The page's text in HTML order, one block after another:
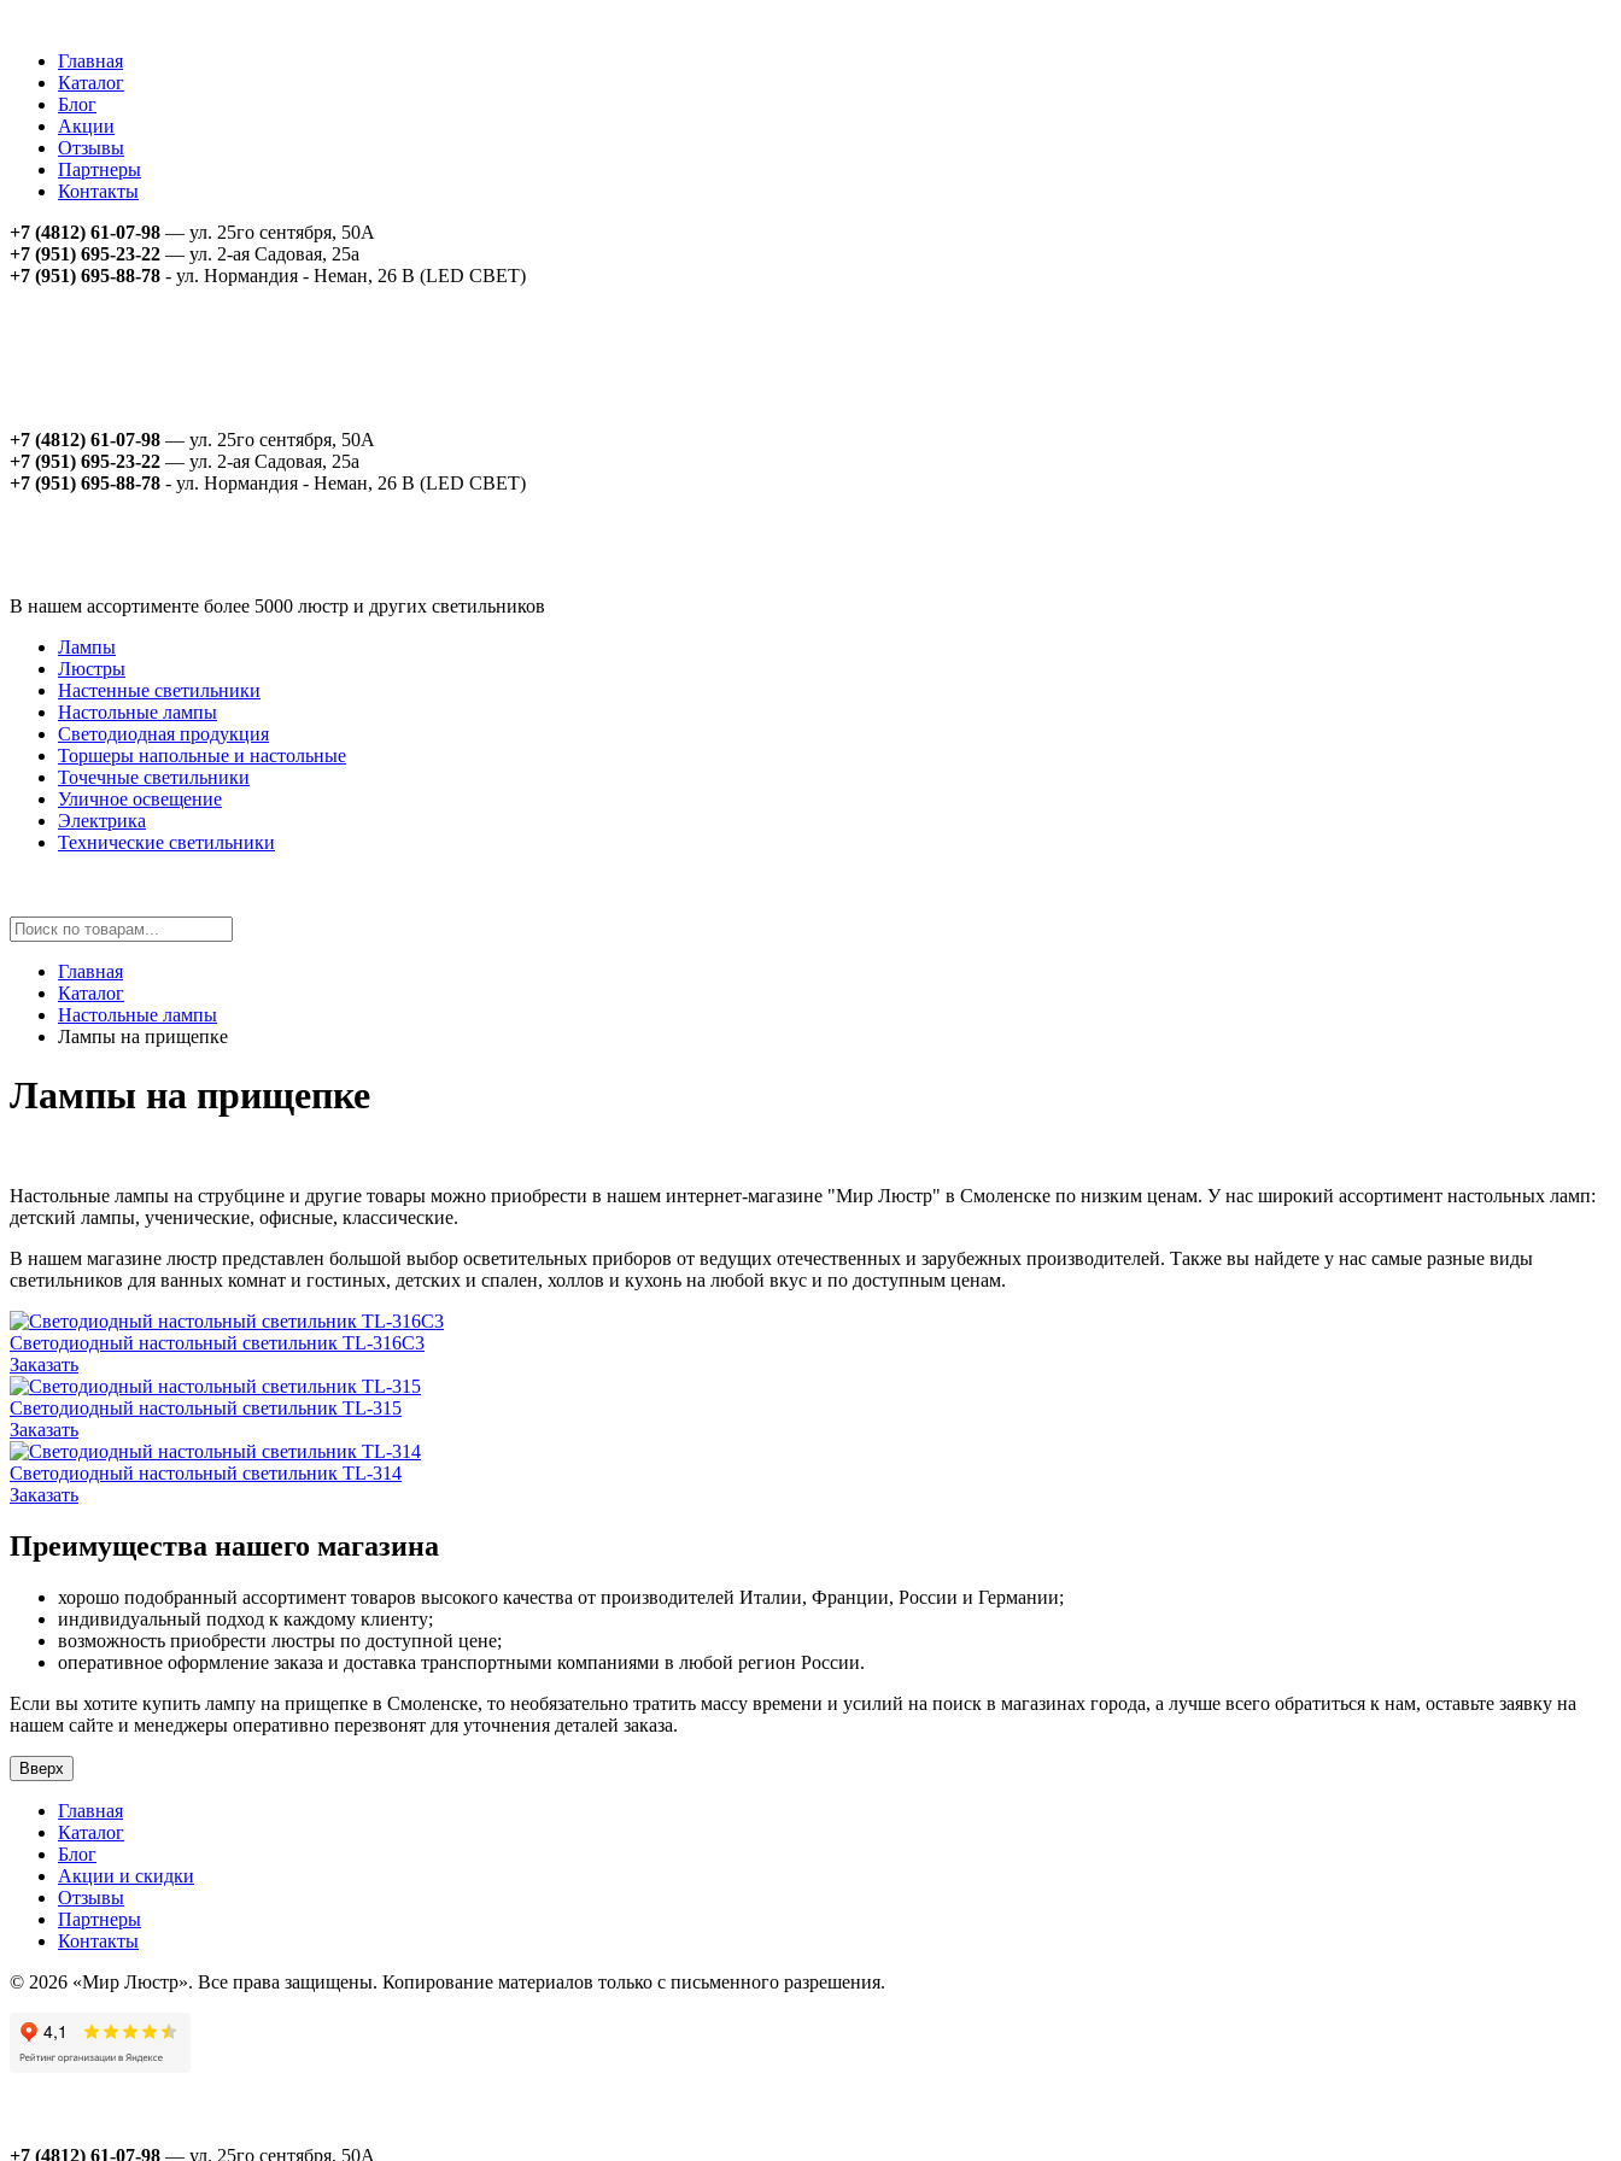
Главная
Каталог
Блог
Акции
Отзывы
Партнеры
Контакты
+7 (4812) 61-07-98 — ул. 25го сентября, 50А
+7 (951) 695-23-22 — ул. 2-ая Садовая, 25а
+7 (951) 695-88-78 - ул. Нормандия - Неман, 26 В (LED СВЕТ)
+7 (4812) 61-07-98 — ул. 25го сентября, 50А
+7 (951) 695-23-22 — ул. 2-ая Садовая, 25а
+7 (951) 695-88-78 - ул. Нормандия - Неман, 26 В (LED СВЕТ)
В нашем ассортименте более 5000 люстр и других светильников
Лампы
Люстры
Настенные светильники
Настольные лампы
Светодиодная продукция
Торшеры напольные и настольные
Точечные светильники
Уличное освещение
Электрика
Технические светильники
Главная
Каталог
Настольные лампы
Лампы на прищепке
Лампы на прищепке
Настольные лампы на струбцине и другие товары можно приобрести в нашем интернет-магазине "Мир Люстр" в Смоленске по низким ценам. У нас широкий ассортимент настольных ламп:
детский лампы, ученические, офисные, классические.
В нашем магазине люстр представлен большой выбор осветительных приборов от ведущих отечественных и зарубежных производителей. Также вы найдете у нас самые разные виды
светильников для ванных комнат и гостиных, детских и спален, холлов и кухонь на любой вкус и по доступным ценам.
Светодиодный настольный светильник TL-316C3
Заказать
Светодиодный настольный светильник TL-315
Заказать
Светодиодный настольный светильник TL-314
Заказать
Преимущества нашего магазина
хорошо подобранный ассортимент товаров высокого качества от производителей Италии, Франции, России и Германии;
индивидуальный подход к каждому клиенту;
возможность приобрести люстры по доступной цене;
оперативное оформление заказа и доставка транспортными компаниями в любой регион России.
Если вы хотите купить лампу на прищепке в Смоленске, то необязательно тратить массу времени и усилий на поиск в магазинах города, а лучше всего обратиться к нам, оставьте заявку на
нашем сайте и менеджеры оперативно перезвонят для уточнения деталей заказа.
Вверх
Главная
Каталог
Блог
Акции и скидки
Отзывы
Партнеры
Контакты
© 2026 «Мир Люстр». Все права защищены. Копирование материалов только с письменного разрешения.
+7 (4812) 61-07-98 — ул. 25го сентября, 50А